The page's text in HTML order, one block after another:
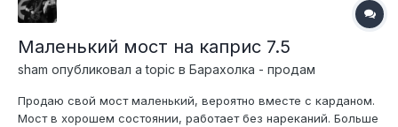
Маленький мост на каприс 7.5
sham опубликовал a topic в Барахолка - продам
Продаю свой мост маленький, вероятно вместе с карданом.
Мост в хорошем состоянии, работает без нареканий. Больше